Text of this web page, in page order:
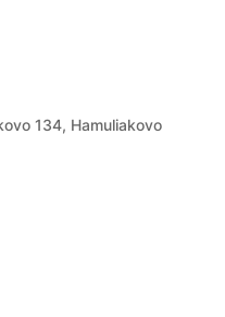
134, Hamuliakovo